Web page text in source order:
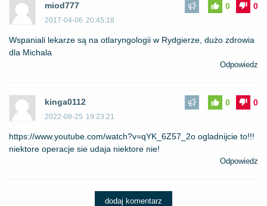
miod777
2017-04-06 20:45:18
0
0
Wspaniali lekarze są na otlaryngologii w Rydgierze, dużo zdrowia
dla Michala
Odpowiedz
kinga0112
2022-08-25 19:23:21
0
0
https://www.youtube.com/watch?v=qYK_6Z57_2o ogladnijcie to!!!
niektore operacje sie udaja niektore nie!
Odpowiedz
dodaj komentarz